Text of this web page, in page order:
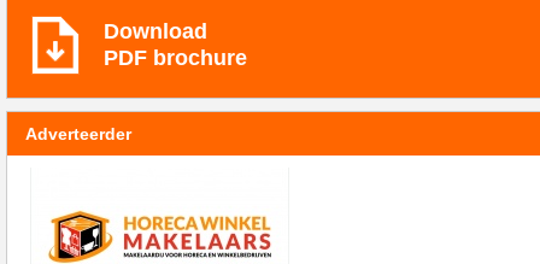
Download
PDF brochure
Adverteerder